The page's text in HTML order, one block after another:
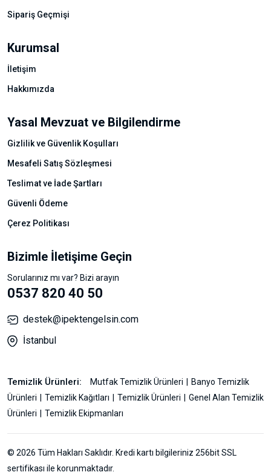
Sipariş Geçmişi
Kurumsal
İletişim
Hakkımızda
Yasal Mevzuat ve Bilgilendirme
Gizlilik ve Güvenlik Koşulları
Mesafeli Satış Sözleşmesi
Teslimat ve İade Şartları
Güvenli Ödeme
Çerez Politikası
Bizimle İletişime Geçin
Sorularınız mı var? Bizi arayın
0537 820 40 50
destek@ipektengelsin.com
İstanbul
Temizlik Ürünleri: Mutfak Temizlik Ürünleri
Banyo Temizlik
Ürünleri
Temizlik Kağıtları Temizlik Ürünleri
Genel Alan Temizlik
Ürünleri
Temizlik Ekipmanları
© 2026 Tüm Hakları Saklıdır. Kredi kartı bilgileriniz 256bit SSL
sertifikası ile korunmaktadır.